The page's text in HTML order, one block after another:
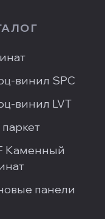
винил SPC
винил LVT
паркет
Каменный
панели